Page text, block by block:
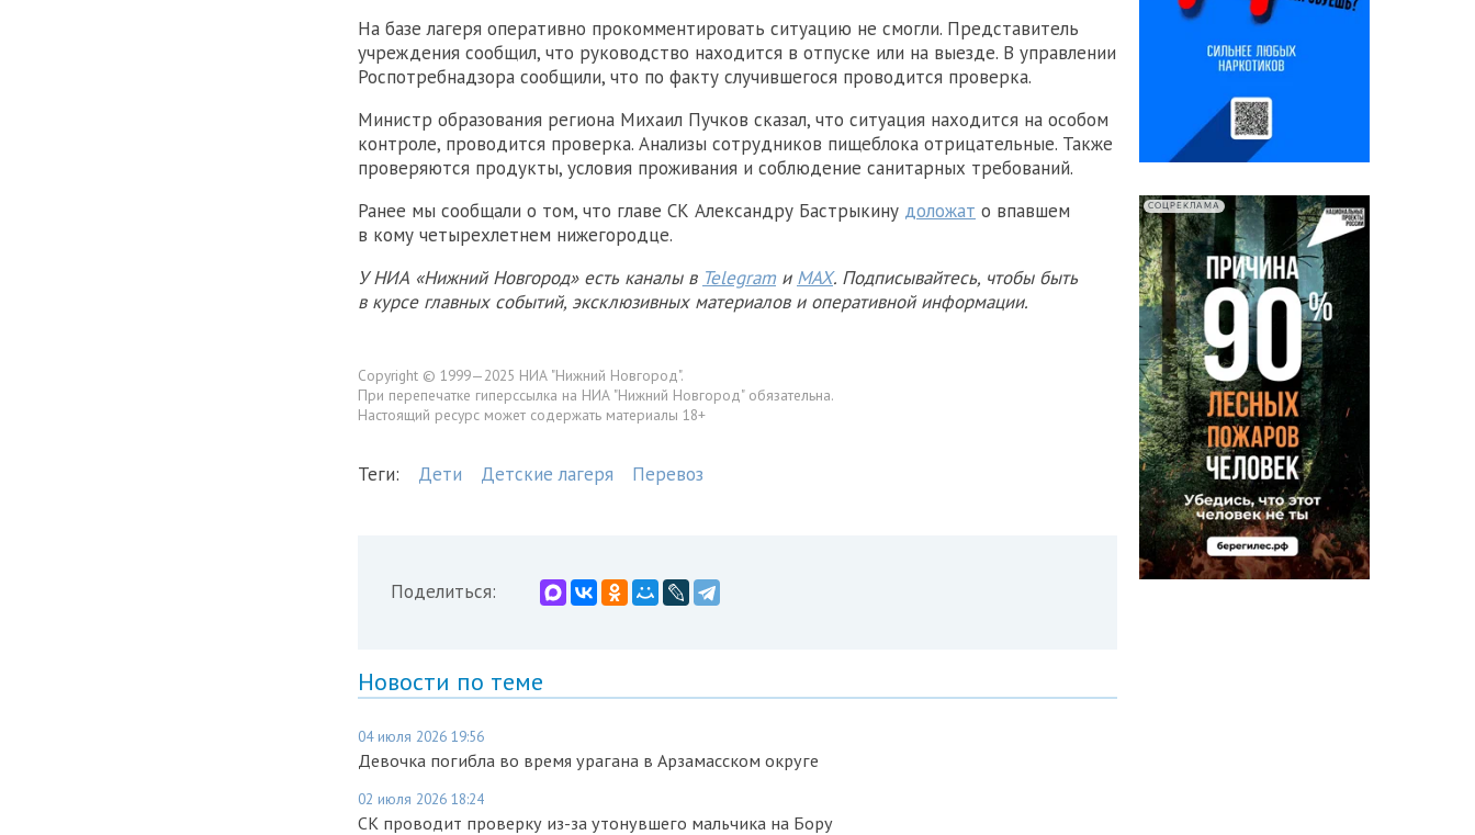
На базе лагеря оперативно прокомментировать ситуацию не смогли. Представитель
учреждения сообщил, что руководство находится в отпуске или на выезде. В управлении
Роспотребнадзора сообщили, что по факту случившегося проводится проверка.
Министр образования региона Михаил Пучков сказал, что ситуация находится на особом
контроле, проводится проверка. Анализы сотрудников пищеблока отрицательные. Также
проверяются продукты, условия проживания и соблюдение санитарных требований.
Ранее мы сообщали о том, что главе СК Александру Бастрыкину доложат о впавшем
в кому четырехлетнем нижегородце.
У НИА «Нижний Новгород» есть каналы в Telegram и MAX. Подписывайтесь, чтобы быть
в курсе главных событий, эксклюзивных материалов и оперативной информации.
Copyright © 1999—2025 НИА "Нижний Новгород".
При перепечатке гиперссылка на НИА "Нижний Новгород" обязательна.
Настоящий ресурс может содержать материалы 18+
Теги: Дети Детские лагеря Перевоз
Поделиться:
Новости по теме
04 июля 2026 19:56
Девочка погибла во время урагана в Арзамасском округе
02 июля 2026 18:24
СК проводит проверку из-за утонувшего мальчика на Бору
СОЦРЕКЛАМА